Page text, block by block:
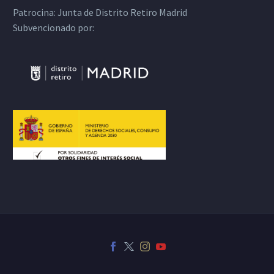
Patrocina: Junta de Distrito Retiro Madrid
Subvencionado por: